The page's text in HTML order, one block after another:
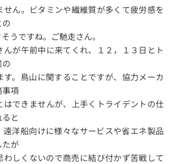
せん。ビタミンや繊維質が多くて疲労感を
うですね。ご馳走さん。
んが午前中に来てくれ、１２，１３日とト
す。鳥山に関することですが、協力メーカ
事項
はできませんが、上手くトライデントの仕
と
遠洋船向けに様々なサービスや省エネ製品
たが
わしくないので商売に結び付かず苦戦して